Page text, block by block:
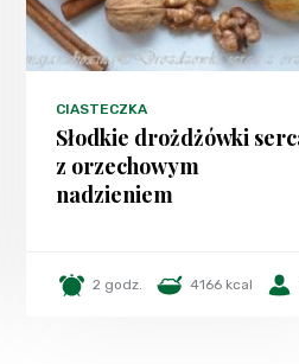
CIASTECZKA
Słodkie drożdżówki
z orzechowym
nadzieniem
2 godz. 4166 kcal